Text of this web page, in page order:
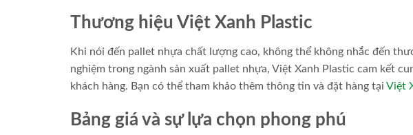
Thương hiệu Việt Xanh Plastic
Khi nói đến pallet nhựa chất lượng cao, không thể không nhắc đến
nghiệm trong ngành sản xuất pallet nhựa, Việt Xanh Plastic cam kết
khách hàng. Bạn có thể tham khảo thêm thông tin và đặt hàng tại Việt
Bảng giá và sự lựa chọn phong phú